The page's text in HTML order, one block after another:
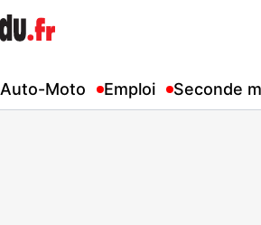
Auto-Moto Emploi Seconde